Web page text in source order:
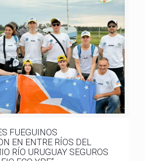
FUEGUINOS
EN ENTRE RÍOS DEL
RÍO URUGUAY SEGUROS